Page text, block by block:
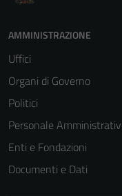
AMMINISTRAZIONE
Uffici
Organi di Governo
Politici
Personale
Enti e Fondazioni
Documenti e Dati